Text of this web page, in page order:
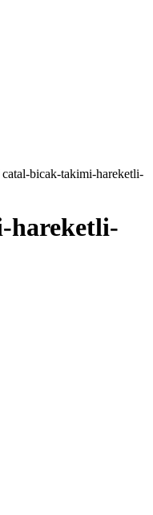
catal-bicak-takimi-hareketli-
hareketli-